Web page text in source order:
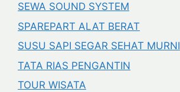
SEWA SOUND SYSTEM
SPAREPART ALAT BERAT
SUSU SAPI SEGAR SEHAT MURNI
TATA RIAS PENGANTIN
TOUR WISATA